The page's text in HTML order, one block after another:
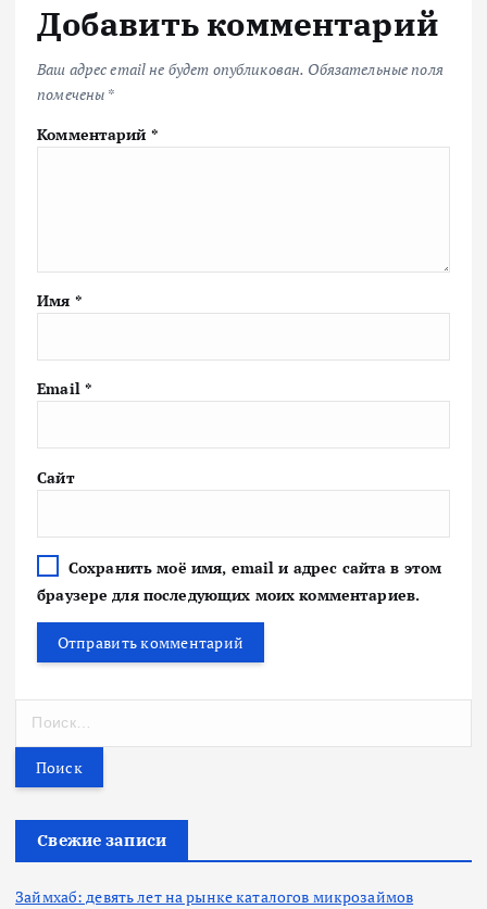
Добавить комментарий
Ваш адрес email не будет опубликован. Обязательные поля
помечены *
Комментарий *
Имя *
Email *
Сайт
Сохранить моё имя, email и адрес сайта в этом
браузере для последующих моих комментариев.
т
Свежие записи
Займхаб: девять лет на рынке каталогов микрозаймов